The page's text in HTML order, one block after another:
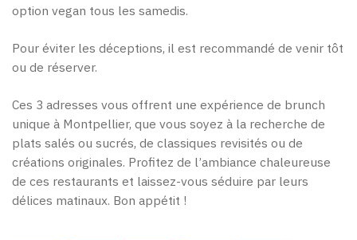
option vegan tous les samedis.
Pour éviter les déceptions, il est recommandé de venir tôt
ou de réserver.
Ces 3 adresses vous offrent une expérience de brunch
unique à Montpellier, que vous soyez à la recherche de
plats salés ou sucrés, de classiques revisités ou de
créations originales. Profitez de l’ambiance chaleureuse
de ces restaurants et laissez-vous séduire par leurs
délices matinaux. Bon appétit !